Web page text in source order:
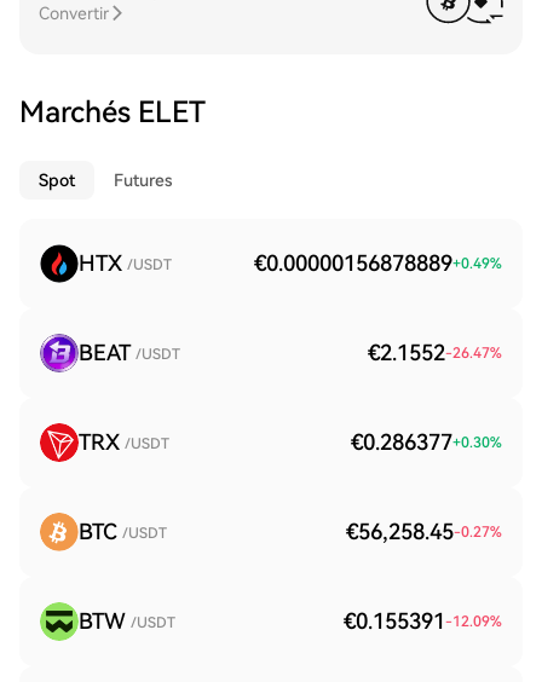
Convertir
Marchés ELET
Spot Futures
HTX /USDT €0.00000156878889+0.49%
BEAT /USDT €2.1552-26.47%
TRX /USDT €0.286377+0.30%
BTC /USDT €56,258.45-0.27%
BTW /USDT €0.155391 -12.09%